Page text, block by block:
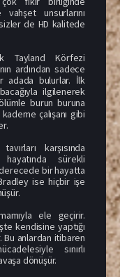
unsurlarını
de HD kalitede
Tayland Körfezi
ardından sadece
adada bulurlar. İlk
ilgilenerek
burun buruna
çalışanı gibi
karşısında
sürekli
derecede bir hayatta
ise hiçbir işe
ele geçirir.
kendisine yaptığı
Bu anlardan itibaren
sınırlı
dönüşür.